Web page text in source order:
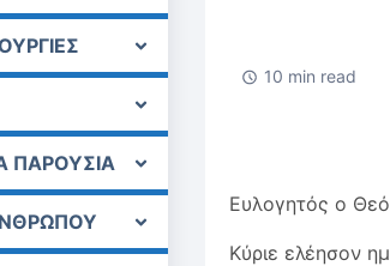
ΠΑΡΟΥΣΙΑ
10 min read
Ευλογητός ο
Κύριε ελέησον